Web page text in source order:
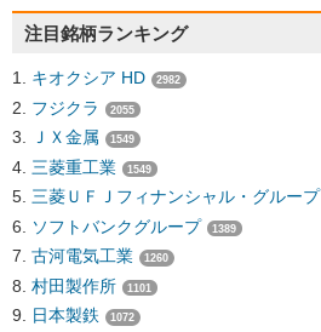
注目銘柄ランキング
キオクシア HD 2982
フジクラ 2055
ＪＸ金属 1549
三菱重工業 1549
三菱ＵＦＪフィナンシャル・グループ
ソフトバンクグループ 1389
古河電気工業 1260
村田製作所 1101
日本製鉄 1072